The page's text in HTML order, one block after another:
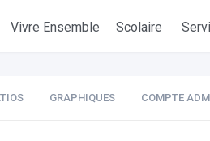
Vivre Ensemble Scolaire
GRAPHIQUES COMPTE